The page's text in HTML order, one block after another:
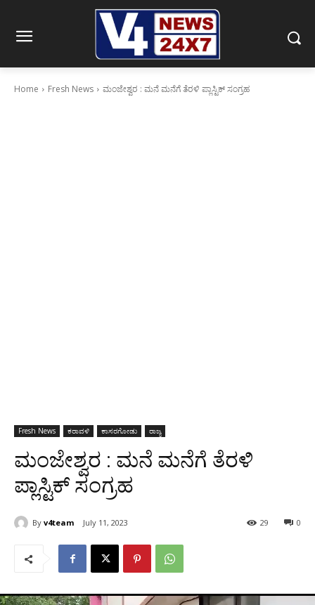
Home Fresh News ಮಂಜೇಶ್ವರ : ಮನೆ ಮನೆಗೆ ತೆರಳಿ ಪ್ಲಾಸ್ಟಿಕ್ ಸಂಗ್ರಹ
Fresh News ಕರಾವಳಿ ಕಾಸರಗೋಡು ರಾಜ್ಯ
ಮಂಜೇಶ್ವರ : ಮನೆ ಮನೆಗೆ ತೆರಳಿ
ಪ್ಲಾಸ್ಟಿಕ್ ಸಂಗ್ರಹ
By v4team July 11, 2023 0
29